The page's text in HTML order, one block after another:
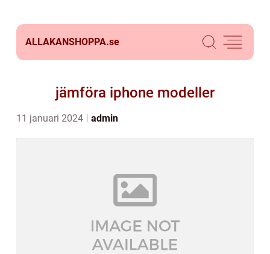
ALLAKANSHOPPA.se
jämföra iphone modeller
11 januari 2024 admin